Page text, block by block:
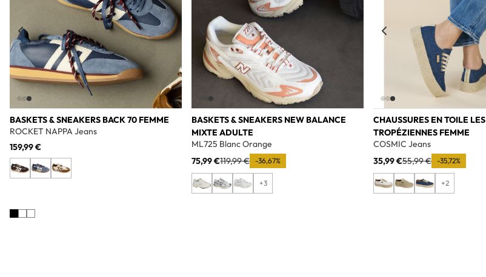
BASKETS & SNEAKERS BACK 70 FEMME
ROCKET NAPPA Jeans
159,99 €
BASKETS & SNEAKERS NEW BALANCE
MIXTE ADULTE
ML725 Blanc Orange
75,99 €119,99 € -36,67%
+3
CHAUSSURES EN TOILE LES
TROPÉZIENNES FEMME
COSMIC Jeans
35,99 €55,99 € -35,72%
+2